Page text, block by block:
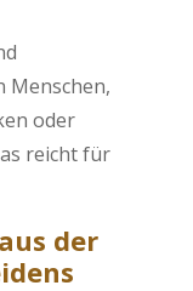
Menschen,
oder
reicht für
der